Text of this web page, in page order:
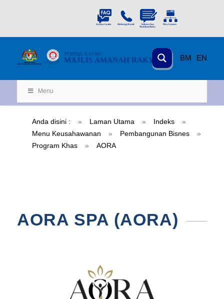
BM EN
MAJLIS AMANAH RAKYAT
PORTAL RASMI
KEMENTERIAN
KEMAJUAN DESA DAN WILA YAH
Menu
Anda disini : » Laman Utama » Indeks
»
Menu Keusahawanan
» Pembangunan Bisnes
»
Program Khas
» AORA
AORA SPA (AORA)